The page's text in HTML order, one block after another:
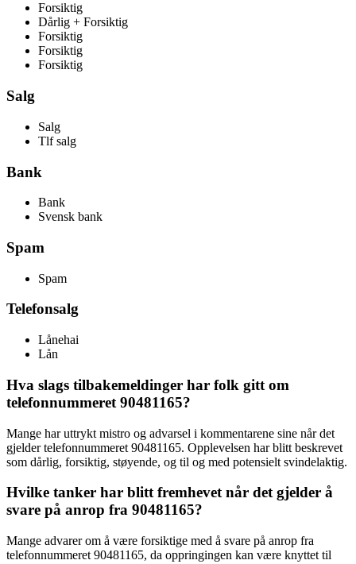
Forsiktig
Dårlig + Forsiktig
Forsiktig
Forsiktig
Forsiktig
Salg
Salg
Tlf salg
Bank
Bank
Svensk bank
Spam
Spam
Telefonsalg
Lånehai
Lån
Hva slags tilbakemeldinger har folk gitt om
telefonnummeret 90481165?
Mange har uttrykt mistro og advarsel i kommentarene sine når det
gjelder telefonnummeret 90481165. Opplevelsen har blitt beskrevet
som dårlig, forsiktig, støyende, og til og med potensielt svindelaktig.
Hvilke tanker har blitt fremhevet når det gjelder å
svare på anrop fra 90481165?
Mange advarer om å være forsiktige med å svare på anrop fra
telefonnummeret 90481165, da oppringingen kan være knyttet til